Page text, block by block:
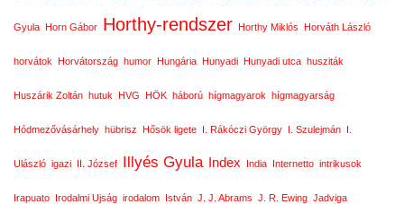
Gyula Horn Gábor Horthy-rendszer Horthy Miklós Horváth László
horvátok Horvátország humor Hungária Hunyadi Hunyadi utca husziták
Huszárik Zoltán hutuk HVG HÖK háború hígmagyarok hígmagyarság
Hódmezővásárhely hübrisz Hősök ligete I. Rákóczi György I. Szulejmán I.
Ulászló igazi II. József Illyés Gyula Index India Internetto intrikusok
Irapuato Irodalmi Ujság irodalom István J. J. Abrams J. R. Ewing Jadviga